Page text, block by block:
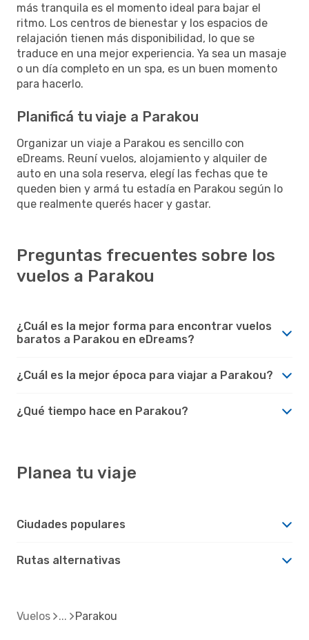
más tranquila es el momento ideal para bajar el
ritmo. Los centros de bienestar y los espacios de
relajación tienen más disponibilidad, lo que se
traduce en una mejor experiencia. Ya sea un masaje
o un día completo en un spa, es un buen momento
para hacerlo.
Planificá tu viaje a Parakou
Organizar un viaje a Parakou es sencillo con
eDreams. Reuní vuelos, alojamiento y alquiler de
auto en una sola reserva, elegí las fechas que te
queden bien y armá tu estadía en Parakou según lo
que realmente querés hacer y gastar.
Preguntas frecuentes sobre los
vuelos a Parakou
¿Cuál es la mejor forma para encontrar vuelos
baratos a Parakou en eDreams?
¿Cuál es la mejor época para viajar a Parakou?
¿Qué tiempo hace en Parakou?
Planea tu viaje
Ciudades populares
Rutas alternativas
Vuelos Parakou